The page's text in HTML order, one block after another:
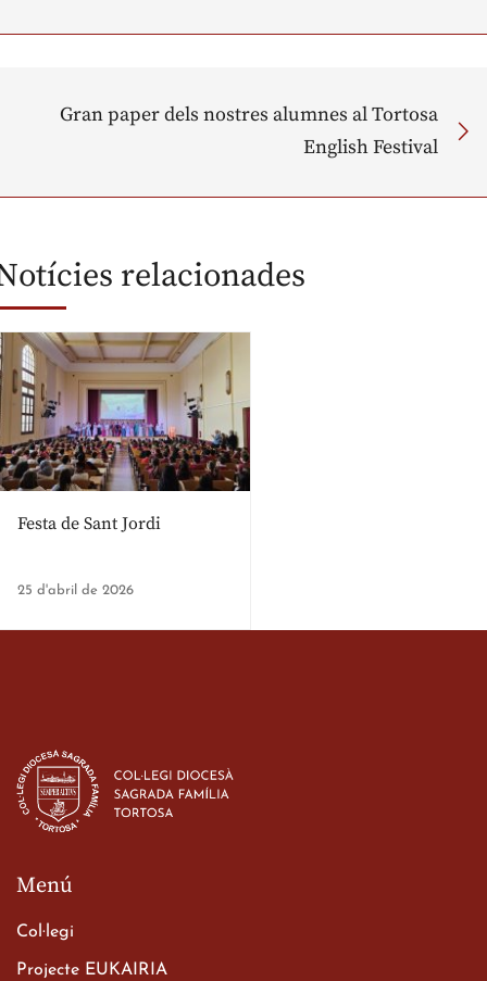
Gran paper dels nostres alumnes al Tortosa
English Festival
relacionades
Festa de Sant Jordi
25 d'abril de 2026
Estada dels alumes de 3r
23 de març de 2026
Menú
Col·legi
Projecte EUKAIRIA